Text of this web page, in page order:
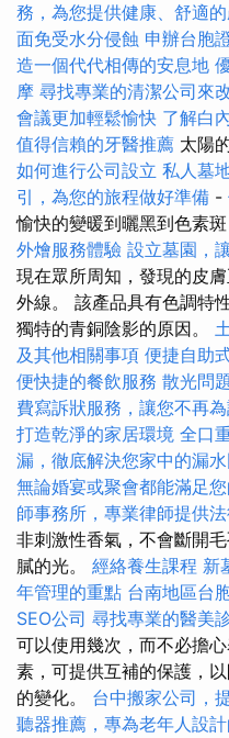
務，為您提供健康、舒適
面免受水分侵蝕 申辦台胞
造一個代代相傳的安息地
摩 尋找專業的清潔公司來
會議更加輕鬆愉快 了解白
值得信賴的牙醫推薦 太陽
如何進行公司設立 私人墓
引，為您的旅程做好準備 -
愉快的變暖到曬黑到色素
外燴服務體驗 設立墓園，
現在眾所周知，發現的皮
外線。 該產品具有色調特
獨特的青銅陰影的原因。
及其他相關事項 便捷自助
便快捷的餐飲服務 散光問
費寫訴狀服務，讓您不再
打造乾淨的家居環境 全口
漏，徹底解決您家中的漏
無論婚宴或聚會都能滿足
師事務所，專業律師提供
非刺激性香氣，不會斷開
膩的光。 經絡養生課程 新
年管理的重點 台南地區台
SEO公司 尋找專業的醫美
可以使用幾次，而不必擔
素，可提供互補的保護，
的變化。 台中搬家公司，
聽器推薦，專為老年人設